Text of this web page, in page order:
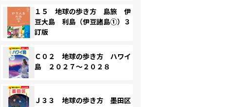
１５ 地球の歩き方 島旅 伊
豆大島 利島（伊豆諸島①）３
訂版
Ｃ０２ 地球の歩き方 ハワイ
島 ２０２７～２０２８
Ｊ３３ 地球の歩き方 墨田区